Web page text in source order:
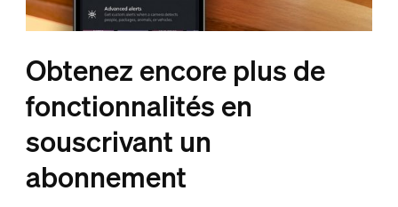
Obtenez encore plus de
fonctionnalités en
souscrivant un
abonnement